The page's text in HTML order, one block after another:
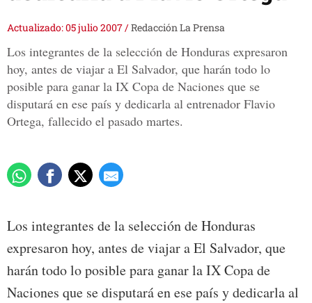
Actualizado: 05 julio 2007/Redacción La Prensa
Los integrantes de la selección de Honduras expresaron
hoy, antes de viajar a El Salvador, que harán todo lo
posible para ganar la IX Copa de Naciones que se
disputará en ese país y dedicarla al entrenador Flavio
Ortega, fallecido el pasado martes.
Los integrantes de la selección de Honduras
expresaron hoy, antes de viajar a El Salvador, que
harán todo lo posible para ganar la IX Copa de
Naciones que se disputará en ese país y dedicarla al